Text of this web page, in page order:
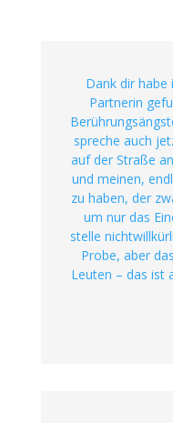
Dank dir habe
Partnerin
spreche auch
auf der Straße
und meinen,
zu haben, der
um nur das
stelle
Probe, aber
Leuten – das ist